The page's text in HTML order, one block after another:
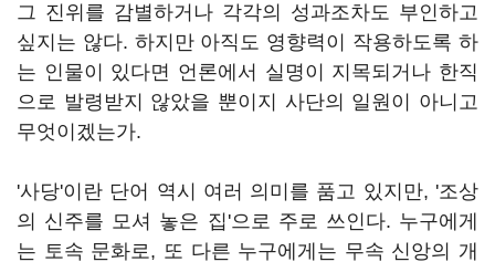
그 진위를 감별하거나 각각의 성과조차도 부인하고
싶지는 않다. 하지만 아직도 영향력이 작용하도록 하
는 인물이 있다면 언론에서 실명이 지목되거나 한직
으로 발령받지 않았을 뿐이지 사단의 일원이 아니고
무엇이겠는가.
'사당'이란 단어 역시 여러 의미를 품고 있지만, '조상
의 신주를 모셔 놓은 집'으로 주로 쓰인다. 누구에게
는 토속 문화로, 또 다른 누구에게는 무속 신앙의 개